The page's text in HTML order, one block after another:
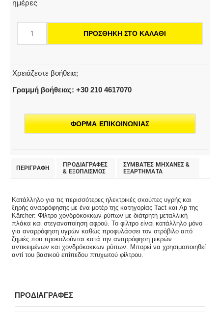
ημέρες
χονδρόκοκκων
ηλεκτρικές
και
ξηρής
αναρρόφησης
ΠΡΟΣΘΉΚΗ ΣΤΟ ΚΑΛΆΘΙ
Χρειάζεστε βοήθεια;
Γραμμή βοήθειας: +30 210 4617070
ΦΟΡΜΑ ΕΠΙΚΟΙΝΩΝΙΑΣ
ΠΕΡΙΓΡΑΦΗ
ΠΡΟΔΙΑΓΡΑΦΕΣ
& EΞΟΠΛΙΣΜΟΣ
ΣΥΜΒΑΤΕΣ ΜΗΧΑΝΕΣ &
ΕΞΑΡΤΗΜΑΤΑ
Κατάλληλο για τις περισσότερες ηλεκτρικές σκούπες υγρής και
ξηρής αναρρόφησης με ένα μοτέρ της κατηγορίας Tact και Ap της
Kärcher: Φίλτρο χονδρόκοκκων ρύπων με διάτρητη μεταλλική
πλάκα και στεγανοποίηση αφρού. Το φίλτρο είναι κατάλληλο μόνο
για αναρρόφηση υγρών καθώς προφυλάσσει τον στρόβιλο από
ζημιές που προκαλούνται κατά την αναρρόφηση μικρών
αντικειμένων και χονδρόκοκκων ρύπων. Μπορεί να χρησιμοποιηθεί
αντί του βασικού επίπεδου πτυχωτού φίλτρου.
ΠΡΟΔΙΑΓΡΑΦΕΣ